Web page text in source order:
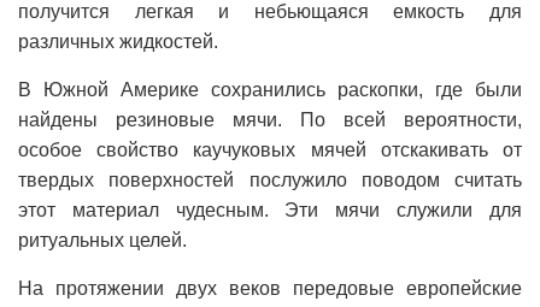
получится легкая и небьющаяся емкость для
различных жидкостей.
В Южной Америке сохранились раскопки, где были
найдены резиновые мячи. По всей вероятности,
особое свойство каучуковых мячей отскакивать от
твердых поверхностей послужило поводом считать
этот материал чудесным. Эти мячи служили для
ритуальных целей.
На протяжении двух веков передовые европейские